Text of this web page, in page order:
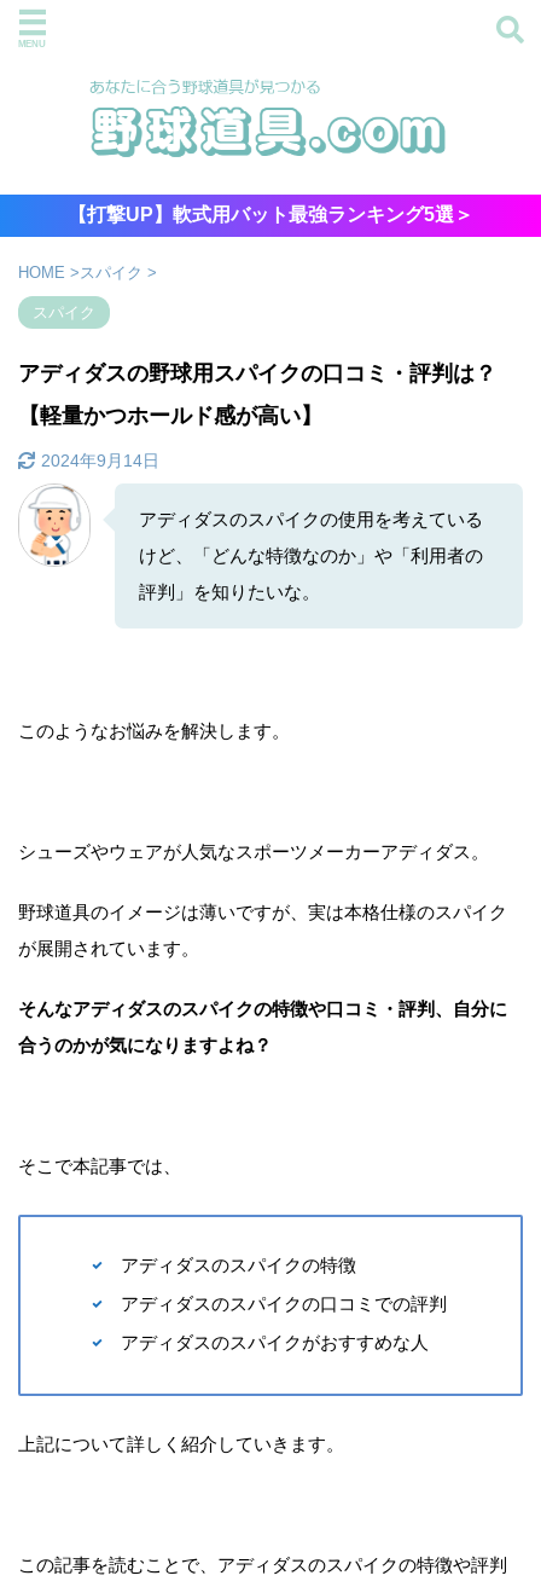
【打撃UP】軟式用バット最強ランキング5選＞
HOME >スパイク >
スパイク
アディダスの野球用スパイクの口コミ・評判は？
【軽量かつホールド感が高い】
2024年9月14日
アディダスのスパイクの使用を考えている
けど、「どんな特徴なのか」や「利用者の
評判」を知りたいな。
このようなお悩みを解決します。
シューズやウェアが人気なスポーツメーカーアディダス。
野球道具のイメージは薄いですが、実は本格仕様のスパイク
が展開されています。
そんなアディダスのスパイクの特徴や口コミ・評判、自分に
合うのかが気になりますよね？
そこで本記事では、
アディダスのスパイクの特徴
アディダスのスパイクの口コミでの評判
アディダスのスパイクがおすすめな人
上記について詳しく紹介していきます。
この記事を読むことで、アディダスのスパイクの特徴や評判